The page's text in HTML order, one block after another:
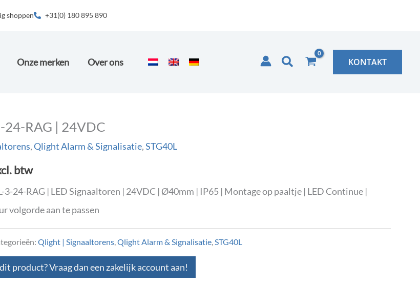
shoppen +31(0) 180 895 890
Onze merken Over ons Zoeken KONTAKT
24-RAG | 24VDC
,Qlight Alarm & Signalisatie,STG40L
btw
3-24-RAG | LED Signaaltoren | 24VDC | Ø40mm | IP65 | Montage op paaltje | LED Continue |
volgorde aan te passen
Qlight | Signaaltorens,Qlight Alarm & Signalisatie,STG40L
product? Vraag dan een zakelijk account aan!